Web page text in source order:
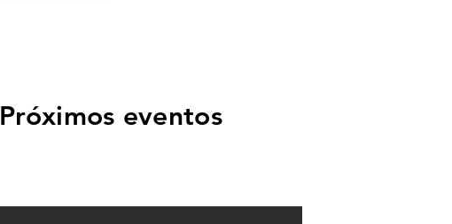
Próximos eventos